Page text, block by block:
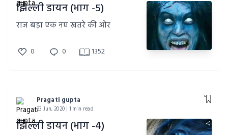
झिल्ली डायन (भाग -5)
राज बड़ा एक नए खतरे की ओर
0 0 1352
Pragati gupta
23 Jun, 2020 | 1 min read
झिल्ली डायन (भाग -4)